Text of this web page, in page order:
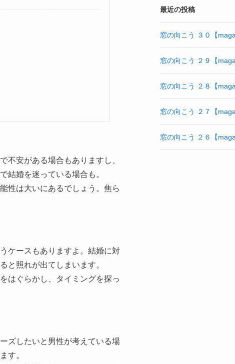
不安がある場合もありますし、
結婚を迷っている場合も。
性は大いにあるでしょう。焦ら
ケースもありますよ。結婚に対
と照れが出てしまいます。
はぐらかし、タイミングを探っ
ズしたいと男性が考えている場
す。
最近の投稿
窓の向こう ３０【
窓の向こう ２９【
窓の向こう ２８【
窓の向こう ２７【
窓の向こう ２６【